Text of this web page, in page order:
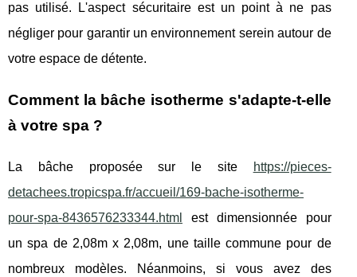
pas utilisé. L'aspect sécuritaire est un point à ne pas
négliger pour garantir un environnement serein autour de
votre espace de détente.
Comment la bâche isotherme s'adapte-t-elle
à votre spa ?
La bâche proposée sur le site
https://pieces-
detachees.tropicspa.fr/accueil/169-bache-isotherme-
pour-spa-8436576233344.html
est dimensionnée pour
un spa de 2,08m x 2,08m, une taille commune pour de
nombreux modèles. Néanmoins, si vous avez des